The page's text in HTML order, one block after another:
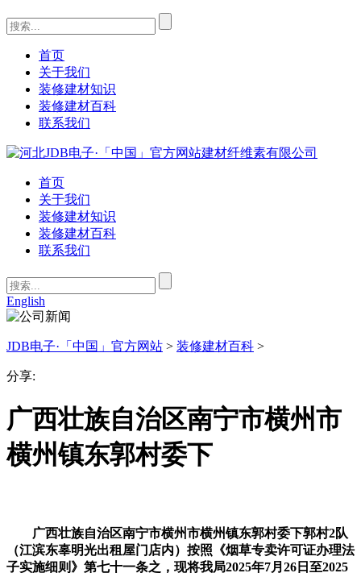
首页
关于我们
装修建材知识
装修建材百科
联系我们
首页
关于我们
装修建材知识
装修建材百科
联系我们
English
JDB电子·「中国」官方网站 > 装修建材百科 >
分享:
广西壮族自治区南宁市横州市
横州镇东郭村委下
广西壮族自治区南宁市横州市横州镇东郭村委下郭村2队
（江滨东辜明光出租屋门店内）按照《烟草专卖许可证办理法
子实施细则》第七十一条之，现将我局2025年7月26日至2025